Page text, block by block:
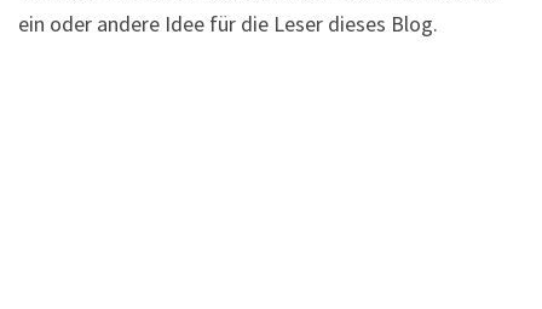
ein oder andere Idee für die Leser dieses Blog.